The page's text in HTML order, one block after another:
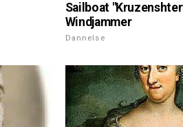
Sailboat
Windjammer
Dannelse